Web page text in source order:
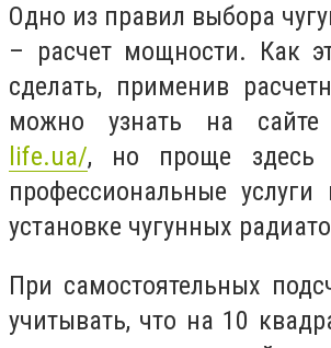
Одно из правил выбора
– расчет мощности. Как
сделать, применив
можно узнать на сайте
life.ua/, но проще здесь
профессиональные услуги
установке чугунных
При самостоятельных
учитывать, что на 10